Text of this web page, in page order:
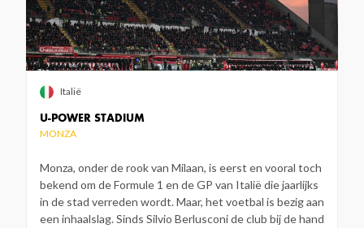
U-POWER STADIUM
MONZA
Monza, onder de rook van Milaan, is eerst en vooral toch
bekend om de Formule 1 en de GP van Italië die jaarlijks
in de stad verreden wordt. Maar, het voetbal is bezig aan
een inhaalslag. Sinds Silvio Berlusconi de club bij de hand
Italië